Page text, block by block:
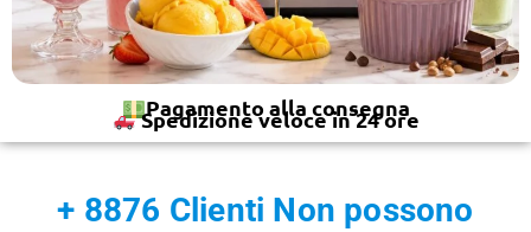
Pagamento alla consegna
Spedizione veloce in 24 ore
+ 8876 Clienti Non possono